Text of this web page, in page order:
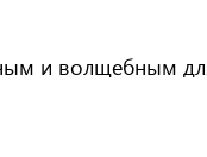
и волщебным